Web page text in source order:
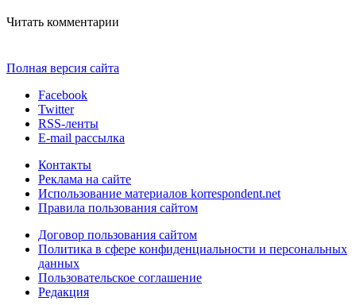
Читать комментарии
Полная версия сайта
Facebook
Twitter
RSS-ленты
E-mail рассылка
Контакты
Реклама на сайте
Использование материалов korrespondent.net
Правила пользования сайтом
Договор пользования сайтом
Политика в сфере конфиденциальности и персональных
данных
Пользовательское соглашение
Редакция